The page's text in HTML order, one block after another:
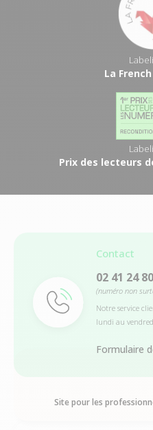
La
Prix des lecteurs
Contact
02 41 24
(numéro non
Notre service
lundi au
Formulaire
Site pour les